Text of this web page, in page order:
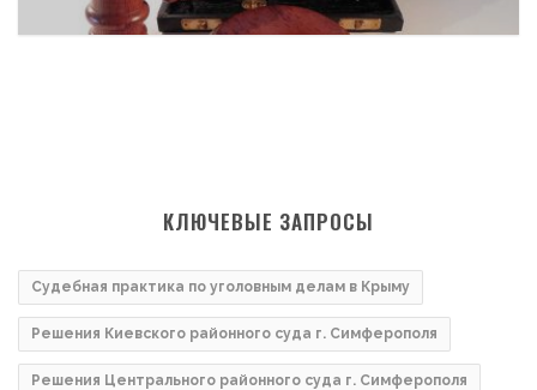
КЛЮЧЕВЫЕ ЗАПРОСЫ
Судебная практика по уголовным делам в Крыму
Решения Киевского районного суда г. Симферополя
Решения Центрального районного суда г. Симферополя